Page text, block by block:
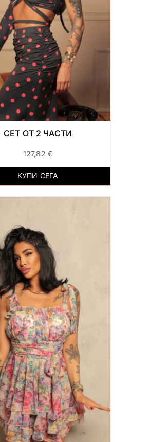
СЕТ ОТ 2 ЧАСТИ
127,82 €
КУПИ СЕГА